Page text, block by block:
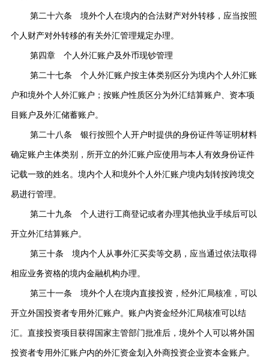
第二十六条 境外个人在境内的合法财产对外转移，应当按照
个人财产对外转移的有关外汇管理规定办理。
第四章 个人外汇账户及外币现钞管理
第二十七条 个人外汇账户按主体类别区分为境内个人外汇账
户和境外个人外汇账户；按账户性质区分为外汇结算账户、资本项
目账户及外汇储蓄账户。
第二十八条 银行按照个人开户时提供的身份证件等证明材料
确定账户主体类别，所开立的外汇账户应使用与本人有效身份证件
记载一致的姓名。境内个人和境外个人外汇账户境内划转按跨境交
易进行管理。
第二十九条 个人进行工商登记或者办理其他执业手续后可以
开立外汇结算账户。
第三十条 境内个人从事外汇买卖等交易，应当通过依法取得
相应业务资格的境内金融机构办理。
第三十一条 境外个人在境内直接投资，经外汇局核准，可以
开立外国投资者专用外汇账户。账户内资金经外汇局核准可以结
汇。直接投资项目获得国家主管部门批准后，境外个人可以将外国
投资者专用外汇账户内的外汇资金划入外商投资企业资本金账户。